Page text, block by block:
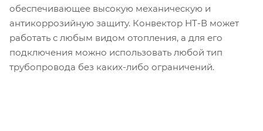
обеспечивающее высокую механическую и
антикоррозийную защиту. Конвектор НТ-В может
работать с любым видом отопления, а для его
подключения можно использовать любой тип
трубопровода без каких-либо ограничений.